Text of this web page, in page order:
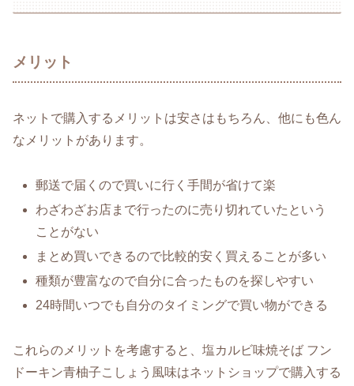
メリット
ネットで購入するメリットは安さはもちろん、他にも色ん
なメリットがあります。
郵送で届くので買いに行く手間が省けて楽
わざわざお店まで行ったのに売り切れていたという
ことがない
まとめ買いできるので比較的安く買えることが多い
種類が豊富なので自分に合ったものを探しやすい
24時間いつでも自分のタイミングで買い物ができる
これらのメリットを考慮すると、塩カルビ味焼そば フン
ドーキン青柚子こしょう風味はネットショップで購入する